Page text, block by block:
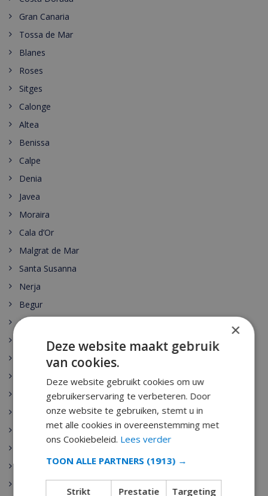
Gran Canaria
Tossa de Mar
Blanes
Roses
Sitges
Calonge
Altea
Benissa
Calpe
Denia
Javea
Moraira
Cala d’Or
Malgrat de Mar
Santa Susanna
Nerja
Begur
Escala
Palamos
Playa de Aro
Sant Antoni de Calonge
Tamariu
Pineda de Mar
×
Deze website maakt gebruik
van cookies.
Deze website gebruikt cookies om uw
gebruikerservaring te verbeteren. Door
onze website te gebruiken, stemt u in
met alle cookies in overeenstemming met
ons Cookiebeleid. Lees verder
TOON ALLE PARTNERS (1913) →
Strikt
Prestatie Targeting